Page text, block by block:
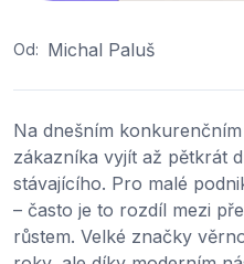
Od: Michal Paluš
Na dnešním
zákazníka vyjít až pětkrát
stávajícího. Pro malé
– často je to rozdíl mezi
růstem. Velké značky